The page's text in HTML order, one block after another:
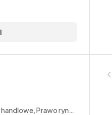
Prawo rynków kapitałowych